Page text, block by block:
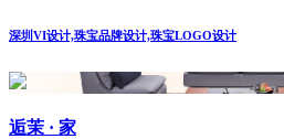
深圳VI设计,珠宝品牌设计,珠宝LOGO设计
逅茉 · 家